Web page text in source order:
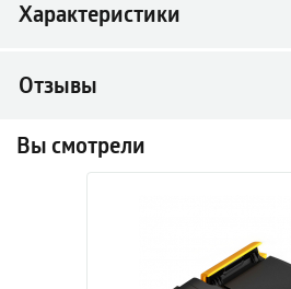
Характеристики
Отзывы
Вы смотрели